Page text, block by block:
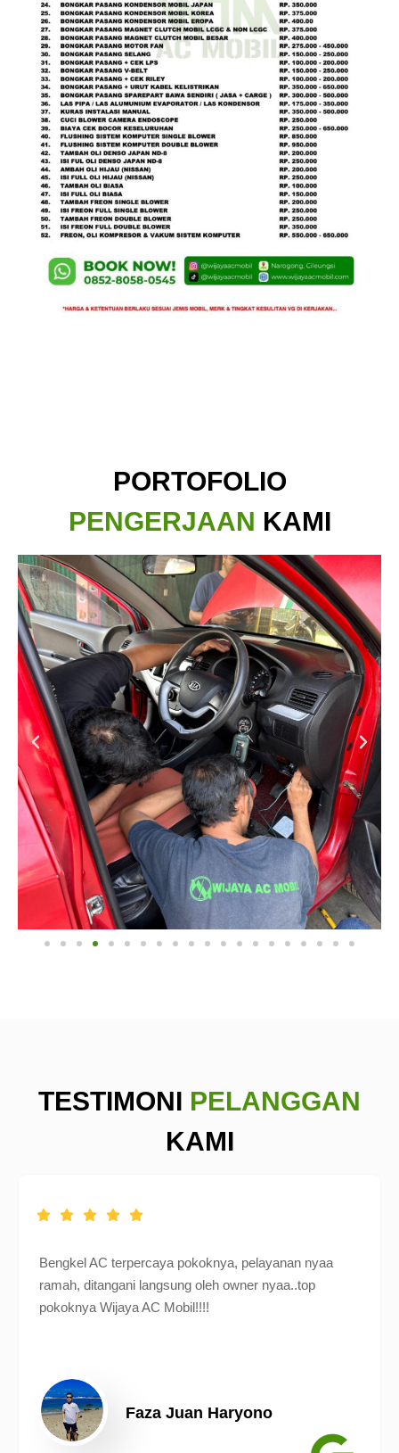
PORTOFOLIO
PENGERJAAN KAMI
TESTIMONI PELANGGAN
KAMI
Bengkel AC terpercaya pokoknya, pelayanan nyaa
ramah, ditangani langsung oleh owner nyaa..top
pokoknya Wijaya AC Mobil!!!!
Faza Juan Haryono